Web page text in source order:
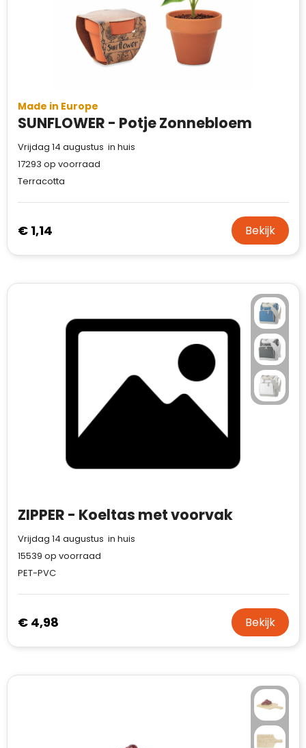
Made in Europe
SUNFLOWER - Potje Zonnebloem
Vrijdag 14 augustus in huis
17293 op voorraad
Terracotta
€ 1,14 Bekijk
ZIPPER - Koeltas met voorvak
Vrijdag 14 augustus in huis
15539 op voorraad
PET-PVC
€ 4,98 Bekijk